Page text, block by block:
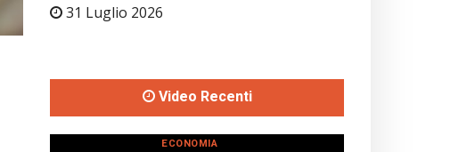
31 Luglio 2026
Video Recenti
ECONOMIA